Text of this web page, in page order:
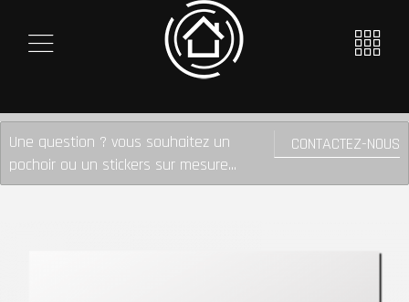
CONTACTEZ-NOUS
Une question ? vous souhaitez un
pochoir ou un stickers sur mesure...